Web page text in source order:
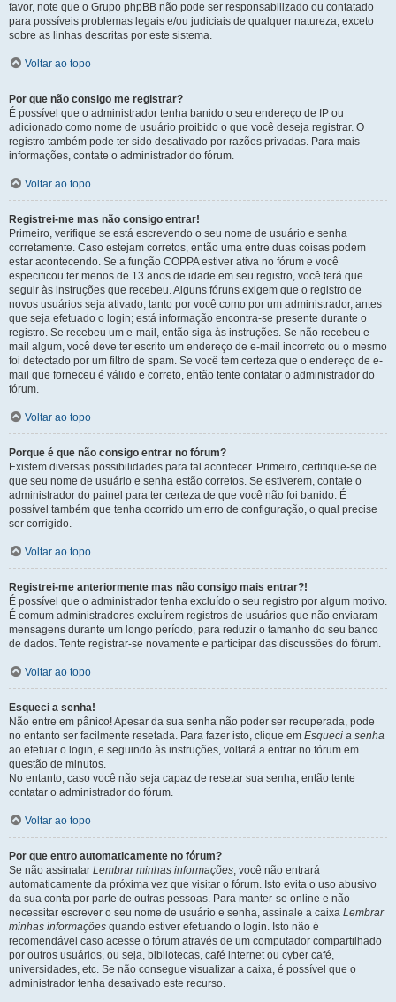
favor, note que o Grupo phpBB não pode ser responsabilizado ou contatado
para possíveis problemas legais e/ou judiciais de qualquer natureza, exceto
sobre as linhas descritas por este sistema.
Voltar ao topo
Por que não consigo me registrar?
É possível que o administrador tenha banido o seu endereço de IP ou
adicionado como nome de usuário proibido o que você deseja registrar. O
registro também pode ter sido desativado por razões privadas. Para mais
informações, contate o administrador do fórum.
Voltar ao topo
Registrei-me mas não consigo entrar!
Primeiro, verifique se está escrevendo o seu nome de usuário e senha
corretamente. Caso estejam corretos, então uma entre duas coisas podem
estar acontecendo. Se a função COPPA estiver ativa no fórum e você
especificou ter menos de 13 anos de idade em seu registro, você terá que
seguir às instruções que recebeu. Alguns fóruns exigem que o registro de
novos usuários seja ativado, tanto por você como por um administrador, antes
que seja efetuado o login; está informação encontra-se presente durante o
registro. Se recebeu um e-mail, então siga às instruções. Se não recebeu e-
mail algum, você deve ter escrito um endereço de e-mail incorreto ou o mesmo
foi detectado por um filtro de spam. Se você tem certeza que o endereço de e-
mail que forneceu é válido e correto, então tente contatar o administrador do
fórum.
Voltar ao topo
Porque é que não consigo entrar no fórum?
Existem diversas possibilidades para tal acontecer. Primeiro, certifique-se de
que seu nome de usuário e senha estão corretos. Se estiverem, contate o
administrador do painel para ter certeza de que você não foi banido. É
possível também que tenha ocorrido um erro de configuração, o qual precise
ser corrigido.
Voltar ao topo
Registrei-me anteriormente mas não consigo mais entrar?!
É possível que o administrador tenha excluído o seu registro por algum motivo.
É comum administradores excluírem registros de usuários que não enviaram
mensagens durante um longo período, para reduzir o tamanho do seu banco
de dados. Tente registrar-se novamente e participar das discussões do fórum.
Voltar ao topo
Esqueci a senha!
Não entre em pânico! Apesar da sua senha não poder ser recuperada, pode
no entanto ser facilmente resetada. Para fazer isto, clique em Esqueci a senha
ao efetuar o login, e seguindo às instruções, voltará a entrar no fórum em
questão de minutos.
No entanto, caso você não seja capaz de resetar sua senha, então tente
contatar o administrador do fórum.
Voltar ao topo
Por que entro automaticamente no fórum?
Se não assinalar Lembrar minhas informações, você não entrará
automaticamente da próxima vez que visitar o fórum. Isto evita o uso abusivo
da sua conta por parte de outras pessoas. Para manter-se online e não
necessitar escrever o seu nome de usuário e senha, assinale a caixa Lembrar
minhas informações quando estiver efetuando o login. Isto não é
recomendável caso acesse o fórum através de um computador compartilhado
por outros usuários, ou seja, bibliotecas, café internet ou cyber café,
universidades, etc. Se não consegue visualizar a caixa, é possível que o
administrador tenha desativado este recurso.